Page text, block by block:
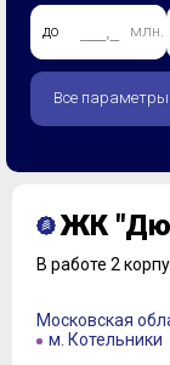
до млн.
Все параметры
ЖК
В работе 2
Московская
м. Котельники